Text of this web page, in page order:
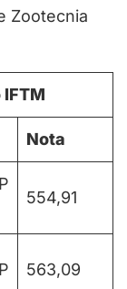
Zootecnia
IFTM
Nota
554,91
563,09